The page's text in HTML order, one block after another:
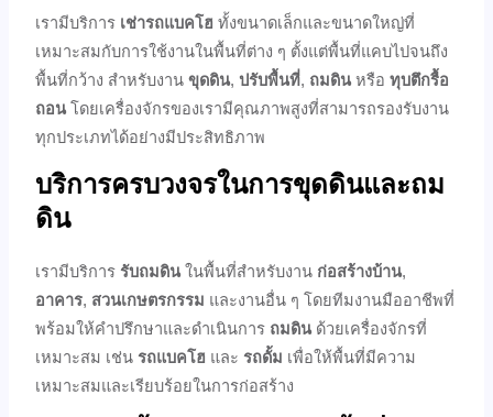
เรามีบริการ เช่ารถแบคโฮ ทั้งขนาดเล็กและขนาดใหญ่ที่
เหมาะสมกับการใช้งานในพื้นที่ต่าง ๆ ตั้งแต่พื้นที่แคบไปจนถึง
พื้นที่กว้าง สำหรับงานขุดดิน,ปรับพื้นที่, ถมดินหรือทุบตึกรื้อ
ถอนโดยเครื่องจักรของเรามีคุณภาพสูงที่สามารถรองรับงาน
ทุกประเภทได้อย่างมีประสิทธิภาพ
บริการครบวงจรในการขุดดินและถม
ดิน
เรามีบริการรับถมดินในพื้นที่สำหรับงาน ก่อสร้างบ้าน,
อาคาร, สวนเกษตรกรรม และงานอื่น ๆ โดยทีมงานมืออาชีพที่
พร้อมให้คำปรึกษาและดำเนินการ ถมดินด้วยเครื่องจักรที่
เหมาะสม เช่นรถแบคโฮ และรถดั้ม เพื่อให้พื้นที่มีความ
เหมาะสมและเรียบร้อยในการก่อสร้าง